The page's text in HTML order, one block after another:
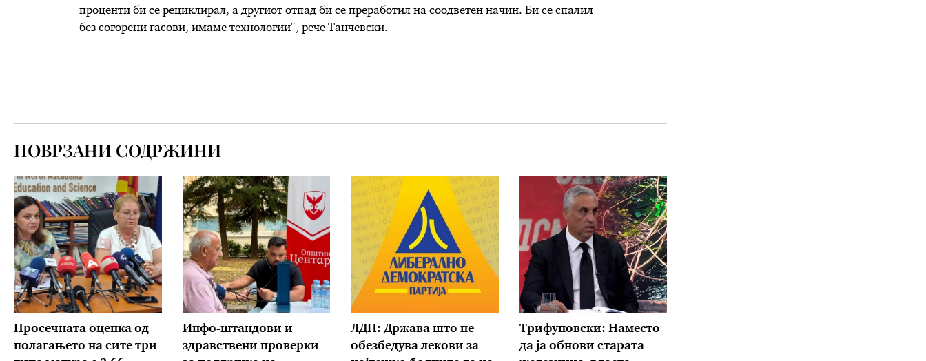
проценти би се рециклирал, а другиот отпад би се преработил на соодветен начин. Би се спалил
без согорени гасови, имаме технологии“, рече Танчевски.
ПОВРЗАНИ СОДРЖИНИ
Просечната оценка од
полагањето на сите три
Инфо-штандови и
здравствени проверки
ЛДП: Држава што не
обезбедува лекови за
Трифуновски: Наместо
да ја обнови старата